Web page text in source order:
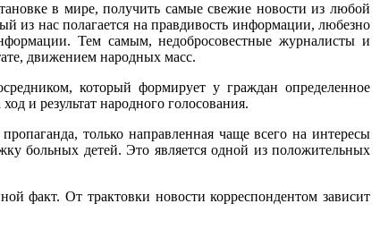
в мире, получить самые свежие новости из любой
из нас полагается на правдивость информации, любезно
Тем самым, недобросовестные журналисты и
движением народных масс.
который формирует у граждан определенное
и результат народного голосования.
только направленная чаще всего на интересы
больных детей. Это является одной из положительных
факт. От трактовки новости корреспондентом зависит